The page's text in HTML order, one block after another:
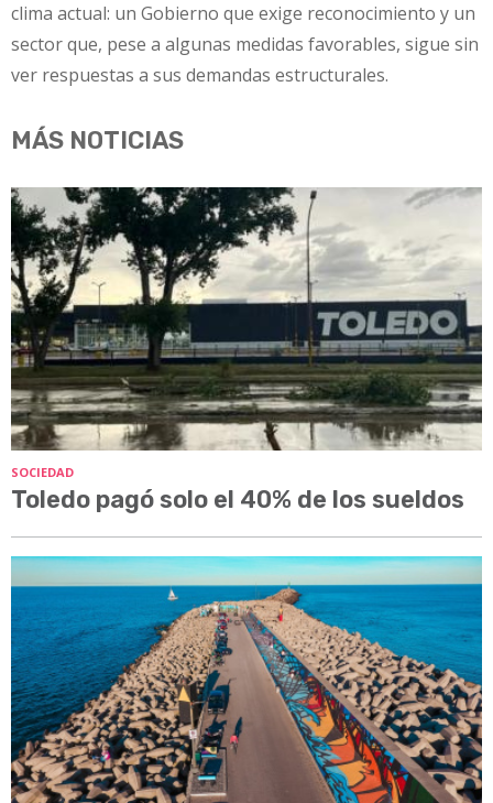
clima actual: un Gobierno que exige reconocimiento y un
sector que, pese a algunas medidas favorables, sigue sin
ver respuestas a sus demandas estructurales.
MÁS NOTICIAS
SOCIEDAD
Toledo pagó solo el 40% de los sueldos